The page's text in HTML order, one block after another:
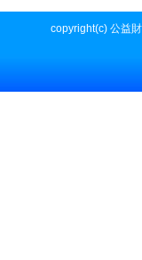
copyright(c) 公益